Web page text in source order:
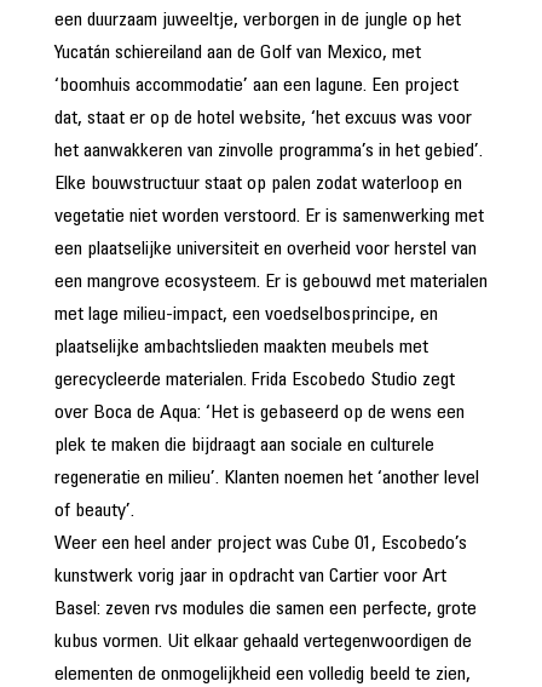
een duurzaam juweeltje, verborgen in de jungle op het
Yucatán schiereiland aan de Golf van Mexico, met
‘boomhuis accommodatie’ aan een lagune. Een project
dat, staat er op de hotel website, ‘het excuus was voor
het aanwakkeren van zinvolle programma’s in het gebied’.
Elke bouwstructuur staat op palen zodat waterloop en
vegetatie niet worden verstoord. Er is samenwerking met
een plaatselijke universiteit en overheid voor herstel van
een mangrove ecosysteem. Er is gebouwd met materialen
met lage milieu-impact, een voedselbosprincipe, en
plaatselijke ambachtslieden maakten meubels met
gerecycleerde materialen. Frida Escobedo Studio zegt
over Boca de Aqua: ‘Het is gebaseerd op de wens een
plek te maken die bijdraagt aan sociale en culturele
regeneratie en milieu’. Klanten noemen het ‘another level
of beauty’.
Weer een heel ander project was Cube 01, Escobedo’s
kunstwerk vorig jaar in opdracht van Cartier voor Art
Basel: zeven rvs modules die samen een perfecte, grote
kubus vormen. Uit elkaar gehaald vertegenwoordigen de
elementen de onmogelijkheid een volledig beeld te zien,